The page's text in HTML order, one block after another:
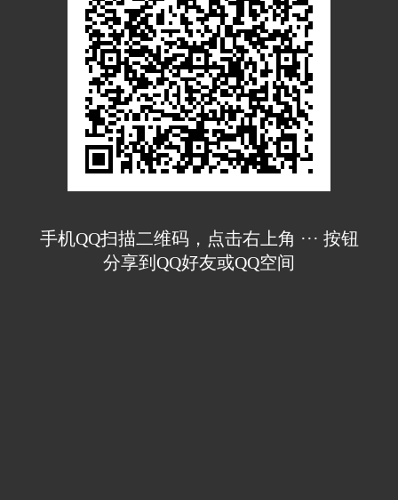
手机QQ扫描二维码，点击右上角 ··· 按钮
分享到QQ好友或QQ空间